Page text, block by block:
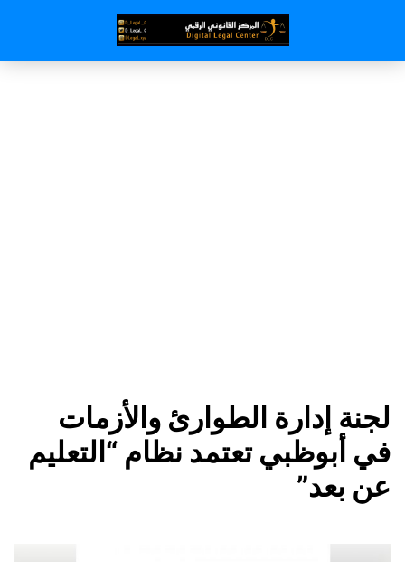
لجنة إدارة الطوارئ والأزمات
في أبوظبي تعتمد نظام “التعليم
عن بعد”